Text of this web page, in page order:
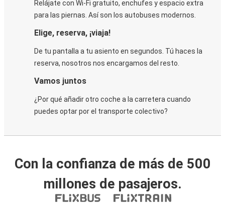
Relájate con Wi-Fi gratuito, enchufes y espacio extra
para las piernas. Así son los autobuses modernos.
Elige, reserva, ¡viaja!
De tu pantalla a tu asiento en segundos. Tú haces la
reserva, nosotros nos encargamos del resto.
Vamos juntos
¿Por qué añadir otro coche a la carretera cuando
puedes optar por el transporte colectivo?
Con la confianza de más de 500
millones de pasajeros.